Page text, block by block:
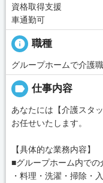
資格取得支援
車通勤可
info 職種
グループホームで介護職
label 仕事内容
あなたには【介護スタ
お任せいたします。
【具体的な業務内容】
■グループホーム内での
・料理・洗濯・掃除・